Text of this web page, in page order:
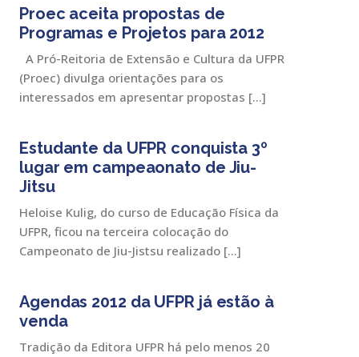
Proec aceita propostas de
Programas e Projetos para 2012
A Pró-Reitoria de Extensão e Cultura da UFPR
(Proec) divulga orientações para os
interessados em apresentar propostas […]
Estudante da UFPR conquista 3º
lugar em campeaonato de Jiu-
Jitsu
Heloise Kulig, do curso de Educação Física da
UFPR, ficou na terceira colocação do
Campeonato de Jiu-Jistsu realizado […]
Agendas 2012 da UFPR já estão à
venda
Tradição da Editora UFPR há pelo menos 20